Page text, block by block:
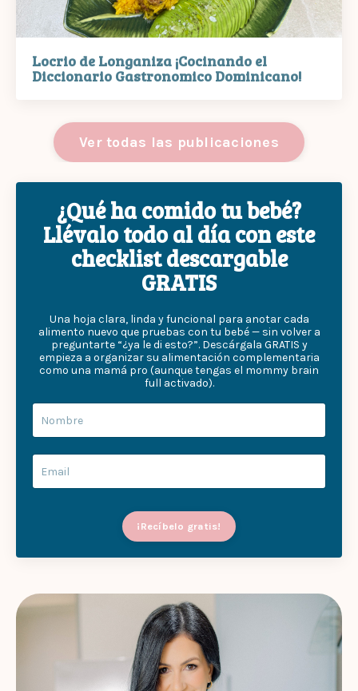
Locrio de Longaniza ¡Cocinando el
Diccionario Gastronomico Dominicano!
Ver todas las publicaciones
¿Qué ha comido tu bebé?
Llévalo todo al día con este
checklist descargable
GRATIS
Una hoja clara, linda y funcional para anotar cada
alimento nuevo que pruebas con tu bebé — sin volver a
preguntarte “¿ya le di esto?”. Descárgala GRATIS y
empieza a organizar su alimentación complementaria
como una mamá pro (aunque tengas el mommy brain
full activado).
¡Recíbelo gratis!